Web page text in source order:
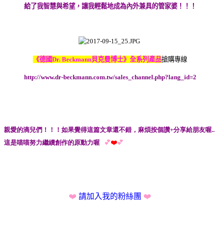
給了我智慧與希望，讓我輕鬆地成為內外兼具的管家婆！！！
《德國Dr. Beckmann貝克曼博士》 全系列產品搶購專線
http://www.dr-beckmann.com.tw/sales_channel.php?lang_id=2
親愛的滴兒們！！！如果覺得這篇文章還不錯，麻煩按個讚+分享給朋友喔..
這是喵喵努力繼續創作的原動力喔
💕❤️💕
❤️ 請加入我的粉絲團 ❤️